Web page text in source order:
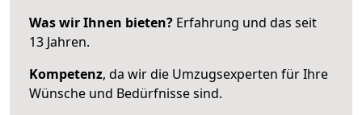
Was wir Ihnen bieten? Erfahrung und das seit
13 Jahren.
Kompetenz, da wir die Umzugsexperten für Ihre
Wünsche und Bedürfnisse sind.